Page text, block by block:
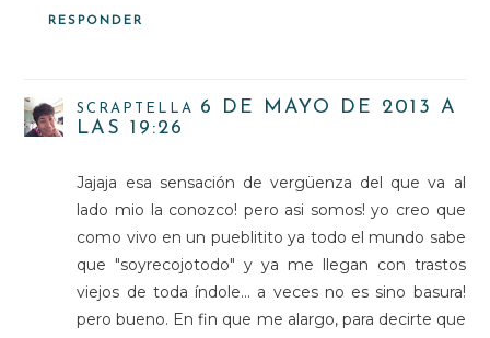
RESPONDER
SCRAPTELLA
6 DE MAYO DE 2013 A
LAS 19:26
Jajaja esa sensación de vergüenza del que va al
lado mio la conozco! pero asi somos! yo creo que
como vivo en un pueblitito ya todo el mundo sabe
que "soyrecojotodo" y ya me llegan con trastos
viejos de toda índole... a veces no es sino basura!
pero bueno. En fin que me alargo, para decirte que